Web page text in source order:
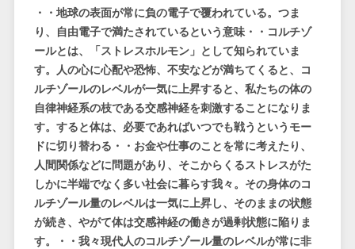
・・地球の表面が常に負の電子で覆われている。つま
り、自由電子で満たされているという意味・・コルチゾ
ールとは、「ストレスホルモン」として知られていま
す。人の心に心配や恐怖、不安などが満ちてくると、コ
ルチゾールのレベルが一気に上昇すると、私たちの体の
自律神経系の枝である交感神経を刺激することになりま
す。すると体は、必要であればいつでも戦うというモー
ドに切り替わる・・お金や仕事のことを常に考えたり、
人間関係などに問題があり、そこからくるストレスがた
しかに半端でなく多い社会に暮らす我々。その身体のコ
ルチゾール量のレベルは一気に上昇し、そのままの状態
が続き、やがて体は交感神経の働きが過剰状態に陥りま
す。・・我々現代人のコルチゾール量のレベルが常に非